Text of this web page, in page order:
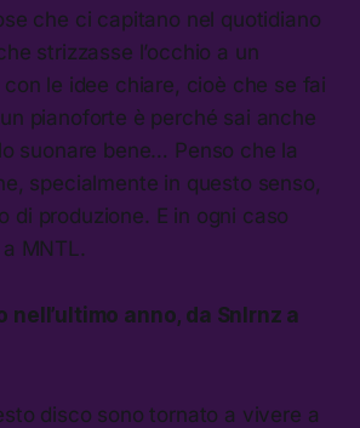
che ci capitano nel quotidiano
strizzasse l’occhio a un
le idee chiare, cioè che se fai
pianoforte è perché sai anche
suonare bene… Penso che la
specialmente in questo senso,
di produzione. E in ogni caso
MNTL.
nell’ultimo anno, da Snlrnz a
disco sono tornato a vivere a